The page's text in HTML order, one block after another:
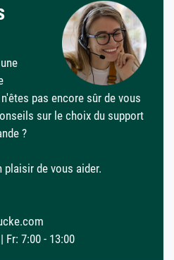
pas encore sûr de vous
sur le choix du support
?
de vous aider.
Fr: 7:00 - 13:00